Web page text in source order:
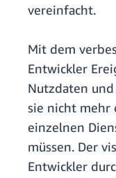
vereinfacht.
Mit dem
Entwickler
Nutzdaten und
sie nicht mehr
einzelnen
müssen. Der
Entwickler